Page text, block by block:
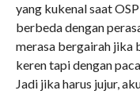
yang kukenal saat
berbeda dengan
merasa bergairah jika
keren tapi dengan
Jadi jika harus jujur,